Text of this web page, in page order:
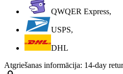
QWQER Express,
USPS,
DHL
Atgriešanas informācija: 14-day